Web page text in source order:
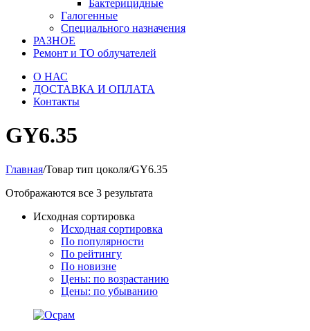
Бактерицидные
Галогенные
Специального назначения
РАЗНОЕ
Ремонт и ТО облучателей
О НАС
ДОСТАВКА И ОПЛАТА
Контакты
GY6.35
Главная/Товар тип цоколя/GY6.35
Отображаются все 3 результата
Исходная сортировка
Исходная сортировка
По популярности
По рейтингу
По новизне
Цены: по возрастанию
Цены: по убыванию